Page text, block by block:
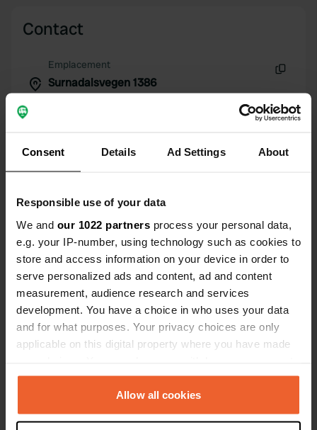
Consent Details Ad Settings About
Responsible use of your data
We and our 1022 partners process your personal data,
e.g. your IP-number, using technology such as cookies to
store and access information on your device in order to
serve personalized ads and content, ad and content
measurement, audience research and services
development. You have a choice in who uses your data
and for what purposes. Your privacy choices are only
applicable on this digital property where you have made
any time from the Cookie Declaration or by clicking on
the Privacy trigger icon.Allow all cookies
Contact
Emplacement
Surnadalsvegen 1386
62° 59' 56" N 8° 59' 28" E
62.9988995 8.9910394
Code du site
156123 Copie
Passer à
pour toutes les coordonnées PRO+
Carte
Afficher sur la carte
Site web
Copie
Numéro de téléphone
Appelez l'emplacement Copie